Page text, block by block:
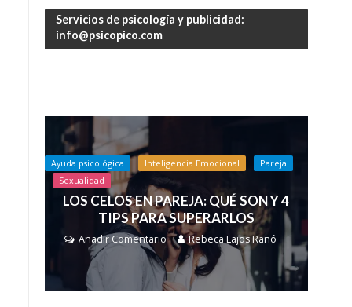
Servicios de psicología y publicidad:
info@psicopico.com
Ayuda psicológica Inteligencia Emocional
Pareja
Sexualidad
LOS CELOS EN PAREJA: QUÉ SON Y 4
TIPS PARA SUPERARLOS
Añadir Comentario Rebeca Lajos Rañó